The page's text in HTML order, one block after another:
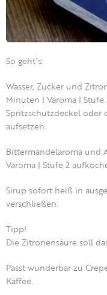
So geht´s:
Wasser, Zucker und
Minuten | Varoma |
Spritzschutzdeckel oder
aufsetzen.
Bittermandelaroma und
Varoma | Stufe 2
Sirup sofort heiß in
verschließen.
Tipp!
Die Zitronensäure soll
Passt wunderbar zu
Kaffee.